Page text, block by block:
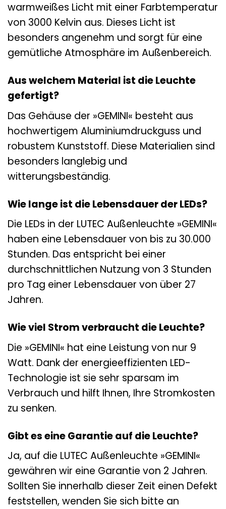
warmweißes Licht mit einer Farbtemperatur
von 3000 Kelvin aus. Dieses Licht ist
besonders angenehm und sorgt für eine
gemütliche Atmosphäre im Außenbereich.
Aus welchem Material ist die Leuchte
gefertigt?
Das Gehäuse der »GEMINI« besteht aus
hochwertigem Aluminiumdruckguss und
robustem Kunststoff. Diese Materialien sind
besonders langlebig und
witterungsbeständig.
Wie lange ist die Lebensdauer der LEDs?
Die LEDs in der LUTEC Außenleuchte »GEMINI«
haben eine Lebensdauer von bis zu 30.000
Stunden. Das entspricht bei einer
durchschnittlichen Nutzung von 3 Stunden
pro Tag einer Lebensdauer von über 27
Jahren.
Wie viel Strom verbraucht die Leuchte?
Die »GEMINI« hat eine Leistung von nur 9
Watt. Dank der energieeffizienten LED-
Technologie ist sie sehr sparsam im
Verbrauch und hilft Ihnen, Ihre Stromkosten
zu senken.
Gibt es eine Garantie auf die Leuchte?
Ja, auf die LUTEC Außenleuchte »GEMINI«
gewähren wir eine Garantie von 2 Jahren.
Sollten Sie innerhalb dieser Zeit einen Defekt
feststellen, wenden Sie sich bitte an